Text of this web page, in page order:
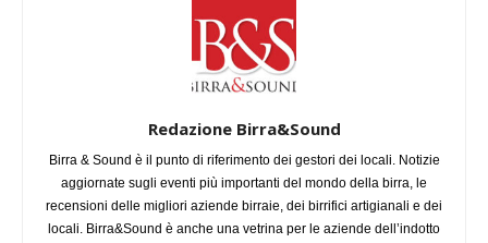
Redazione Birra&Sound
Birra & Sound è il punto di riferimento dei gestori dei locali. Notizie
aggiornate sugli eventi più importanti del mondo della birra, le
recensioni delle migliori aziende birraie, dei birrifici artigianali e dei
locali. Birra&Sound è anche una vetrina per le aziende dell’indotto